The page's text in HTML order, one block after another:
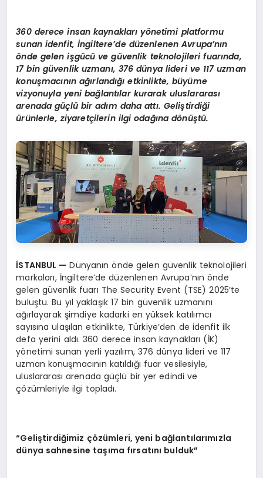
360 derece insan kaynaklarıyönetimi platformu
sunan idenfit, İngiltere’de düzenlenen Avrupa’nın
önde gelen işgücü vegüvenlik teknolojileri fuarında,
17 bin güvenlik uzmanı, 376 dünya lideri ve 117 uzman
konuşmacının ağırlandığı etkinlikte, büyüme
vizyonuyla yeni bağlantılar kurarak uluslararası
arenada güçlü bir adım daha attı. Geliştirdiği
ürünlerle, ziyaretçilerin ilgi odağına dönüştü.
İSTANBUL — Dünyanın önde gelen güvenlik teknolojileri
markaları, İngiltere’de düzenlenen Avrupa’nın önde
gelen güvenlik fuarı The Security Event (TSE) 2025’te
buluştu. Bu yıl yaklaşık 17 bin güvenlik uzmanını
ağırlayarak şimdiye kadarki en yüksek katılımcı
sayısına ulaşılan etkinlikte, Türkiye’den de idenfit ilk
defa yerini aldı. 360 derece insan kaynakları (İK)
yönetimi sunan yerli yazılım, 376 dünya lideri ve 117
uzman konuşmacının katıldığı fuar vesilesiyle,
uluslararası arenada güçlü bir yer edindi ve
çözümleriyle ilgi topladı.
“Geliştirdiğimiz çözümleri, yeni bağlantılarımızla
dünya sahnesine taşıma fırsatını bulduk”